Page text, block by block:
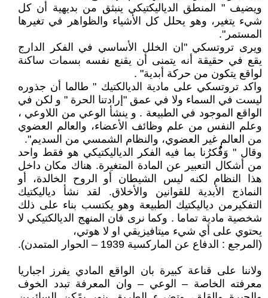
ويضيف " المنطق الدياليكتيكي ينبثق من بديهية أن كل
شيء يتغير، وهو يحلل كل الأشياء والظواهر في تغيرها
المستمر".
ويرى تروتسكي "ان الخلل الأساسي في الفكر الدارج
يقع في حقيقة أنه يتمنى أن يقنع نفسه بسمات ساكنة
لواقع يتكون من حركة أبدية" .
واكد تروتسكي على مادية الديالكتيك " طالما أن جذوره
ليست في السماء ولا في عمق "إرادتنا الحرة " و لكن في
الواقع الموجود في الطبيعة . و ينشأ الوعي من اللاوعي ،
وعلم النفس من علم وظائف الأعضاء، والعالم العضوي
من العالم غير العضوي، والنظام الشمسي من السديم".
وقال " وَفٌٌُُُكرُنا بما فيه الفكر الدياليكتيكي هو فقط واحد
من أشكال التعبير عن المادة المتغيرة. هناك مكان داخل
هذا النظام لكنه ليس الشيطان أو الروح الخالدة، أو
النماذج الأبدية للقوانين والأخلاق. لقد نشأ دياليكتيك
التفكيرمن دياليكتيك الطبيعة وهو يكتسب بناء على ذلك
شخصية مادية تماما . وكما نرى فان المنهج الديالكتيكي لا
يحتوي على أي شيء ميتافيزيقي او لا هوتي،
(المرجع : الدفاع عن الماركسية 1939 – الحوار المتمدن).
ولاننا على قناعة كبيرة بان الواقع المادي يفرز اجباريا
معرفته الخاصة – الوعي – وان المعرفة تبدد الخوف